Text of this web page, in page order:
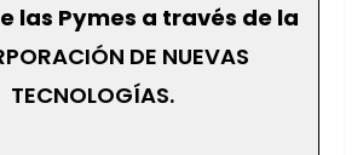
las Pymes a través de la
DE NUEVAS
TECNOLOGÍAS.